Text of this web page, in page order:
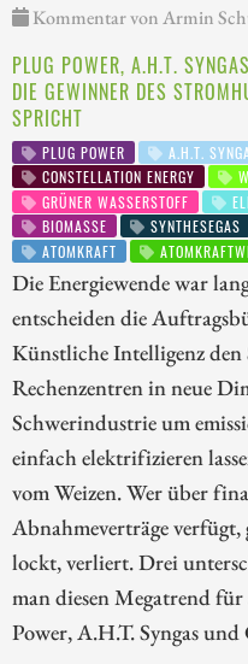
Kommentar von Armin
PLUG POWER, A.H.T.
DIE GEWINNER DES
SPRICHT
PLUG POWER
A.H.T.
CONSTELLATION ENERGY
GRÜNER WASSERSTOFF
BIOMASSE
SYNTHESEGAS
ATOMKRAFT
Die Energiewende war
entscheiden die
Künstliche Intelligenz
Rechenzentren in neue
Schwerindustrie um
einfach elektrifizieren
vom Weizen. Wer über
Abnahmeverträge
lockt, verliert. Drei
man diesen Megatrend
Power, A.H.T. Syngas